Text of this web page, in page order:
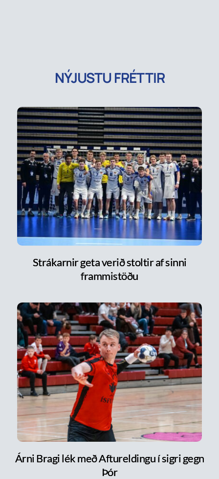
NÝJUSTU FRÉTTIR
Strákarnir geta verið stoltir af sinni
frammistöðu
Árni Bragi lék með Aftureldingu í sigri gegn
Þór